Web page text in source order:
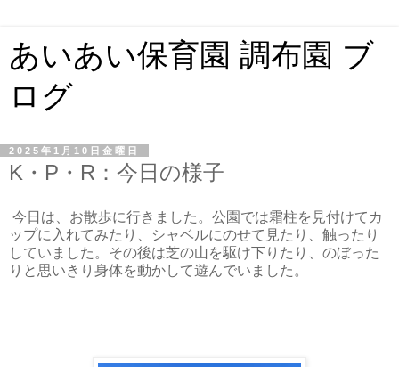
あいあい保育園 調布園 ブ
ログ
2025年1月10日金曜日
K・P・R：今日の様子
今日は、お散歩に行きました。公園では霜柱を見付けてカ
ップに入れてみたり、シャベルにのせて見たり、触ったり
していました。その後は芝の山を駆け下りたり、のぼった
りと思いきり身体を動かして遊んでいました。